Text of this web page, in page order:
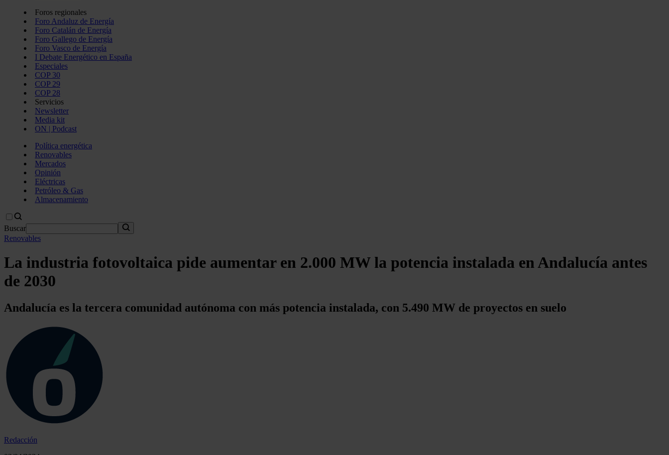
Foros regionales
Foro Andaluz de Energía
Foro Catalán de Energía
Foro Gallego de Energía
Foro Vasco de Energía
I Debate Energético en España
Especiales
COP 30
COP 29
COP 28
Servicios
Newsletter
Media kit
ON | Podcast
Política energética
Renovables
Mercados
Opinión
Eléctricas
Petróleo & Gas
Almacenamiento
Buscar
Renovables
La industria fotovoltaica pide aumentar en 2.000 MW la potencia instalada en Andalucía antes
de 2030
Andalucía es la tercera comunidad autónoma con más potencia instalada, con 5.490 MW de proyectos en suelo
Redacción